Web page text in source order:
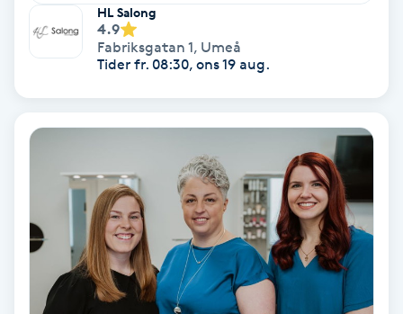
Restorative Yoga
Ryggmassage
Samtalsterapi
Senioryoga
HL Salong
4.9
Fabriksgatan 1, Umeå
Tider fr. 08:30, ons 19 aug.